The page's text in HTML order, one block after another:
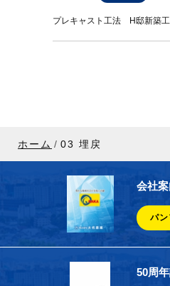
プレキャスト工法 H邸新築
ホーム 03 埋戻
会社
パン
50周